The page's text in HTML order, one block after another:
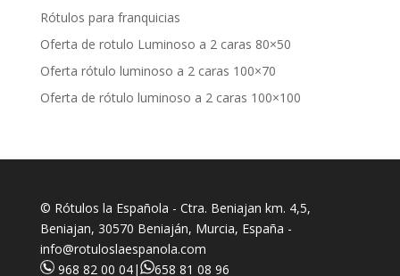
Rótulos para franquicias
Oferta de rotulo Luminoso a 2 caras 80×50
Oferta rótulo luminoso a 2 caras 100×70
Oferta de rótulo luminoso a 2 caras 100×100
© Rótulos la Española - Ctra. Beniajan km. 4,5,
Beniajan, 30570 Beniaján, Murcia, España -
info@rotuloslaespanola.com
968 82 00 04| 658 81 08 96